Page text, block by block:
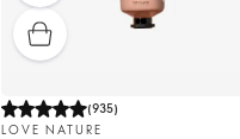
(935)
LOVE NATURE